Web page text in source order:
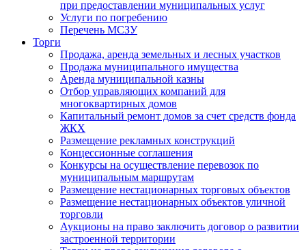
при предоставлении муниципальных услуг
Услуги по погребению
Перечень МСЗУ
Торги
Продажа, аренда земельных и лесных участков
Продажа муниципального имущества
Аренда муниципальной казны
Отбор управляющих компаний для
многоквартирных домов
Капитальный ремонт домов за счет средств фонда
ЖКХ
Размещение рекламных конструкций
Концессионные соглашения
Конкурсы на осуществление перевозок по
муниципальным маршрутам
Размещение нестационарных торговых объектов
Размещение нестационарных объектов уличной
торговли
Аукционы на право заключить договор о развитии
застроенной территории